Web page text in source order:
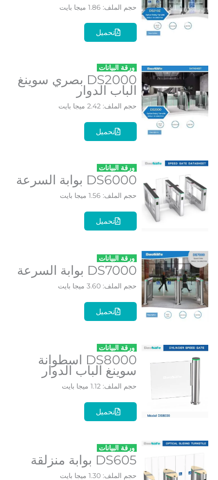
حجم الملف: 1.86 ميجا بايت
تحميل
ورقة البيانات
DS2000 بصري سوينغ
الباب الدوار
حجم الملف: 2.42 ميجا بايت
تحميل
ورقة البيانات
DS6000 بوابة السرعة
حجم الملف: 1.56 ميجا بايت
تحميل
ورقة البيانات
DS7000 بوابة السرعة
حجم الملف: 3.60 ميجا بايت
تحميل
ورقة البيانات
DS8000 اسطوانة
سوينغ الباب الدوار
حجم الملف: 1.12 ميجا بايت
تحميل
ورقة البيانات
DS605 بوابة منزلقة
حجم الملف: 1.30 ميجا بايت